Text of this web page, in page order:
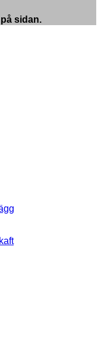
sidan.